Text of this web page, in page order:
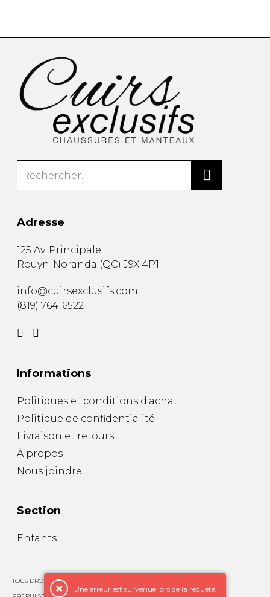
Adresse
125 Av. Principale
Rouyn-Noranda (QC) J9X 4P1
info@cuirsexclusifs.com
(819) 764-6522
Informations
Politiques et conditions d'achat
Politique de confidentialité
Livraison et retours
À propos
Nous joindre
Section
Enfants
TOUS DROITS RÉSERVÉS © COPYRIGHT 2026 – CUIRS EXCLUSIFS
Une erreur est survenue lors de la requête.